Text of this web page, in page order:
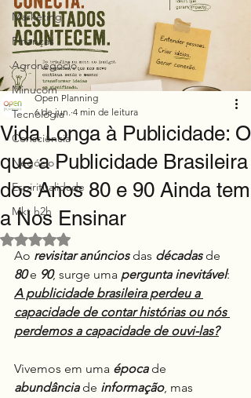
Marketing
Finanças
Agronegócio
Minucom
Tecnologia
Consciência
Negócio
Espiritualidade
Mkt h2h
Vida Longa à Publicidade: O
que a Publicidade Brasileira
dos Anos 80 e 90 Ainda tem
a Nos Ensinar
Open Planning
6 de jun. 4 min de leitura
Avaliado com NaN de 5 estrelas.
Ao revisitar anúncios das décadas de
80 e 90, surge uma pergunta inevitável:
A publicidade brasileira perdeu a
capacidade de contar histórias ou nós
perdemos a capacidade de ouvi-las?
Vivemos em uma época de
abundância de informação, mas